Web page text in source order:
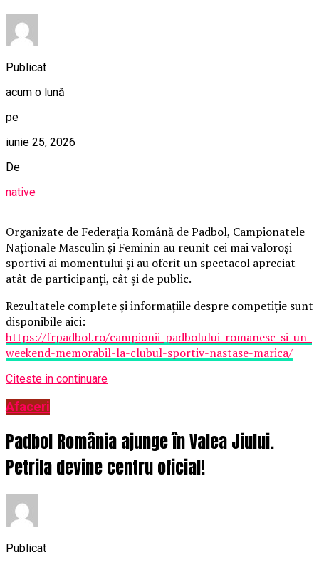
Publicat
acum o lună
pe
iunie 25, 2026
De
native
Organizate de Federația Română de Padbol, Campionatele
Naționale Masculin și Feminin au reunit cei mai valoroși
sportivi ai momentului și au oferit un spectacol apreciat
atât de participanți, cât și de public.
Rezultatele complete și informațiile despre competiție sunt
disponibile aici:
https://frpadbol.ro/campionii-padbolului-romanesc-si-un-
weekend-memorabil-la-clubul-sportiv-nastase-marica/
Citeste in continuare
Afaceri
Padbol România ajunge în Valea Jiului.
Petrila devine centru oficial!
Publicat